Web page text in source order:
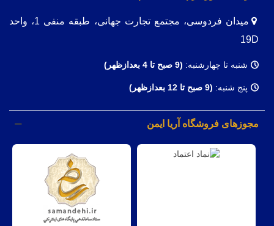
میدان فردوسی، مجتمع تجارت جهانی، طبقه منفی 1، واحد
19D
شنبه تا چهارشنبه: (9 صبح تا 4 بعدازظهر)
پنج شنبه: (9 صبح تا 12 بعدازظهر)
مجوزهای فروشگاه آریا ایمن